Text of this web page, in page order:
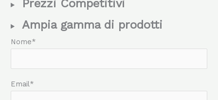
Prezzi Competitivi
Ampia gamma di prodotti
Nome*
Email*